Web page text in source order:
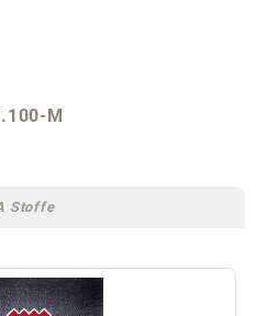
M
Stoffe